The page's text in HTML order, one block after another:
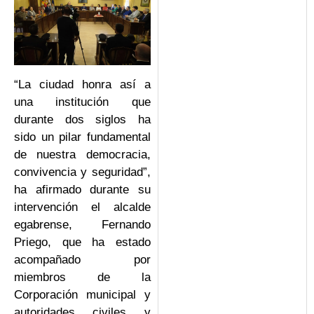
“La ciudad honra así a
una institución que
durante dos siglos ha
sido un pilar fundamental
de nuestra democracia,
convivencia y seguridad”,
ha afirmado durante su
intervención el alcalde
egabrense, Fernando
Priego, que ha estado
acompañado por
miembros de la
Corporación municipal y